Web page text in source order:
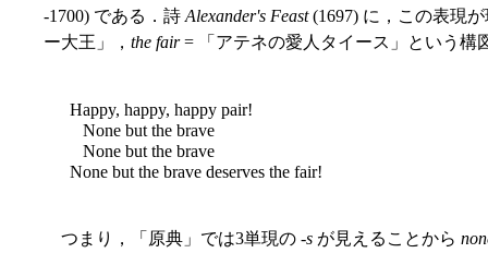
-1700) である．詩 Alexander's Feast(1697) に，この表現
ー大王」， the fair= 「アテネの愛人タイース」という構
Happy, happy, happy pair!
None but the brave
None but the brave
None but the brave deserves the fair!
つまり，「原典」では3単現の -s が見えることから